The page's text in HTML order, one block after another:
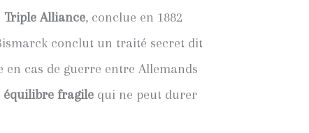
Triple Alliance, conclue en 1882
conclut un traité secret dit
cas de guerre entre Allemands
équilibre fragile qui ne peut durer